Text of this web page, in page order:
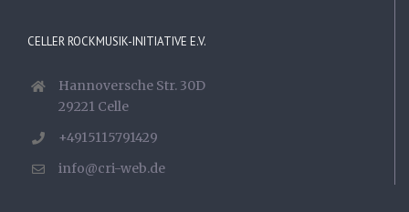
CELLER ROCKMUSIK-INITIATIVE E.V.
Hannoversche Str. 30D
29221 Celle
+4915115791429
info@cri-web.de